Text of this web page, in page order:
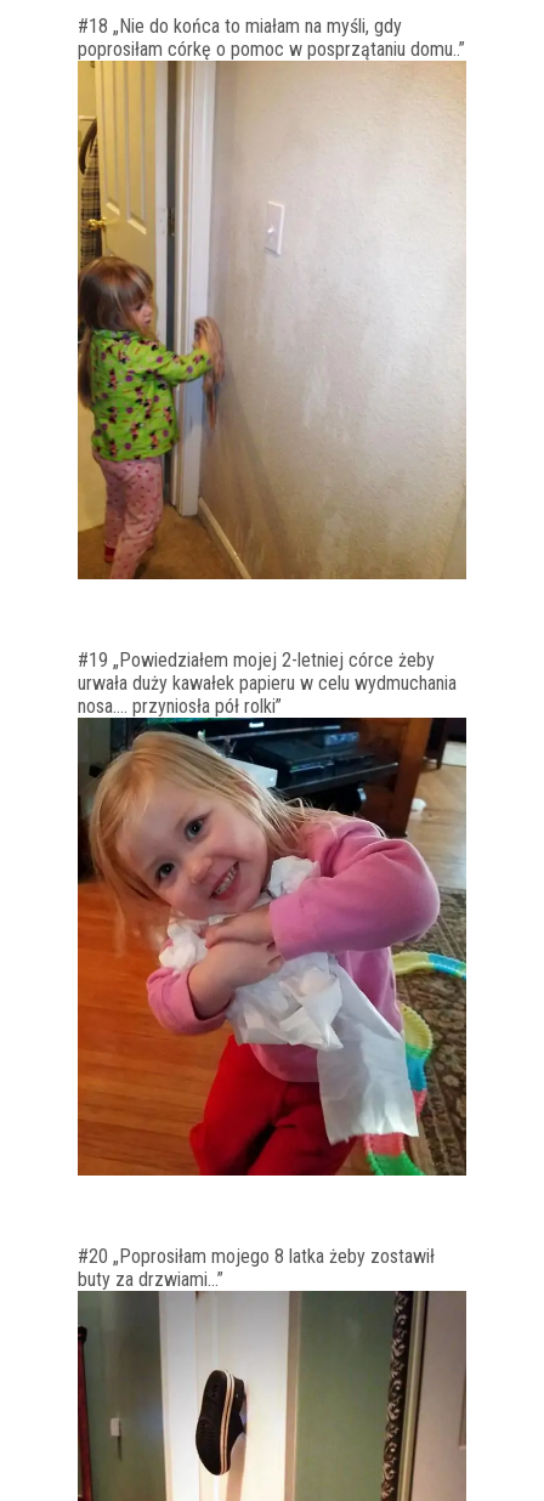
#18 „Nie do końca to miałam na myśli, gdy
poprosiłam córkę o pomoc w posprzątaniu domu..”
#19 „Powiedziałem mojej 2-letniej córce żeby
urwała duży kawałek papieru w celu wydmuchania
nosa…. przyniosła pół rolki”
#20 „Poprosiłam mojego 8 latka żeby zostawił
buty za drzwiami…”